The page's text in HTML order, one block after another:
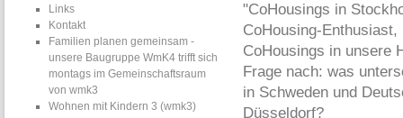
"CoHousings in
CoHousing-
CoHousings in unsere
Frage nach: was
in Schweden und
Düsseldorf?
Links
Kontakt
Familien planen gemeinsam -
unsere Baugruppe WmK4 trifft sich
montags im Gemeinschaftsraum
von wmk3
Wohnen mit Kindern 3 (wmk3)